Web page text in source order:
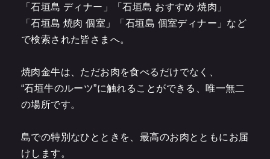
「石垣島 ディナー」「石垣島 おすすめ 焼肉」
「石垣島 焼肉 個室」「石垣島 個室ディナー」など
で検索された皆さまへ。
焼肉金牛は、ただお肉を食べるだけでなく、
“石垣牛のルーツ”に触れることができる、唯一無二
の場所です。
島での特別なひとときを、最高のお肉とともにお届
けします。